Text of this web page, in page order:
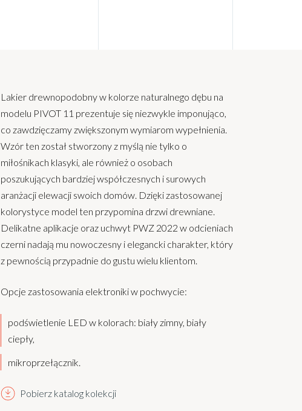
Lakier drewnopodobny w kolorze naturalnego dębu na
modelu PIVOT 11 prezentuje się niezwykle imponująco,
co zawdzięczamy zwiększonym wymiarom wypełnienia.
Wzór ten został stworzony z myślą nie tylko o
miłośnikach klasyki, ale również o osobach
poszukujących bardziej współczesnych i surowych
aranżacji elewacji swoich domów. Dzięki zastosowanej
kolorystyce model ten przypomina drzwi drewniane.
Delikatne aplikacje oraz uchwyt PWZ 2022 w odcieniach
czerni nadają mu nowoczesny i elegancki charakter, który
z pewnością przypadnie do gustu wielu klientom.
Opcje zastosowania elektroniki w pochwycie:
podświetlenie LED w kolorach: biały zimny, biały
ciepły,
mikroprzełącznik.
Pobierz katalog kolekcji